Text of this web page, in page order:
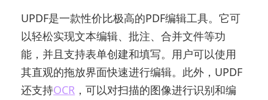
UPDF是一款性价比极高的PDF编辑工具。它可
以轻松实现文本编辑、批注、合并文件等功
能，并且支持表单创建和填写。用户可以使用
其直观的拖放界面快速进行编辑。此外，UPDF
还支持OCR ，可以对扫描的图像进行识别和编